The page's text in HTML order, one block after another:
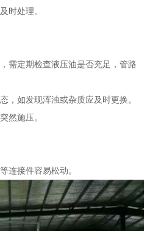
时处理。
需定期检查液压油是否充足，管路
，如发现浑浊或杂质应及时更换。
然施压。
连接件容易松动。